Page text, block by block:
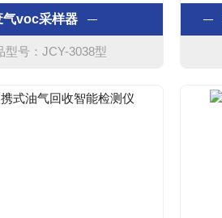
气voc采样器
型号：JCY-3038型